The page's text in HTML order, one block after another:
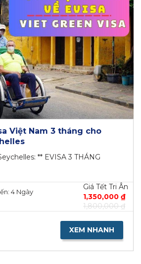
Việt Nam 3 tháng cho
** EVISA 3 THÁNG
4 Ngày
Giá Tết Tri Ân
1,350,000 ₫
1,800,000 ₫
XEM NHANH